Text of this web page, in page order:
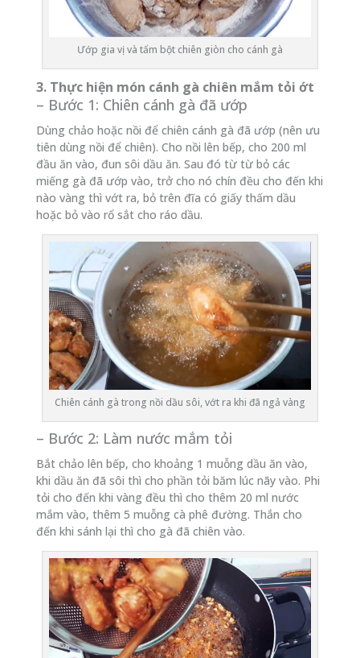
Ướp gia vị và tẩm bột chiên giòn cho cánh gà
3. Thực hiện món cánh gà chiên mắm tỏi ớt
– Bước 1: Chiên cánh gà đã ướp
Dùng chảo hoặc nồi để chiên cánh gà đã ướp (nên ưu
tiên dùng nồi để chiên). Cho nồi lên bếp, cho 200 ml
đầu ăn vào, đun sôi dầu ăn. Sau đó từ từ bỏ các
miếng gà đã ướp vào, trở cho nó chín đều cho đến khi
nào vàng thì vớt ra, bỏ trên đĩa có giấy thấm dầu
hoặc bỏ vào rổ sắt cho ráo dầu.
Chiên cánh gà trong nồi dầu sôi, vớt ra khi đã ngả vàng
– Bước 2: Làm nước mắm tỏi
Bắt chảo lên bếp, cho khoảng 1 muỗng dầu ăn vào,
khi dầu ăn đã sôi thì cho phần tỏi băm lúc nãy vào. Phi
tỏi cho đến khi vàng đều thì cho thêm 20 ml nước
mắm vào, thêm 5 muỗng cà phê đường. Thắn cho
đến khi sánh lại thì cho gà đã chiên vào.